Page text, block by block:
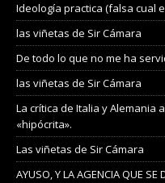
Ideología practica (falsa cual
las viñetas de Sir Cámara
De todo lo que no me ha
las viñetas de Sir Cámara
La crítica de Italia y Alemania
«hipócrita».
Las viñetas de Sir Cámara
AYUSO, Y LA AGENCIA QUE SE